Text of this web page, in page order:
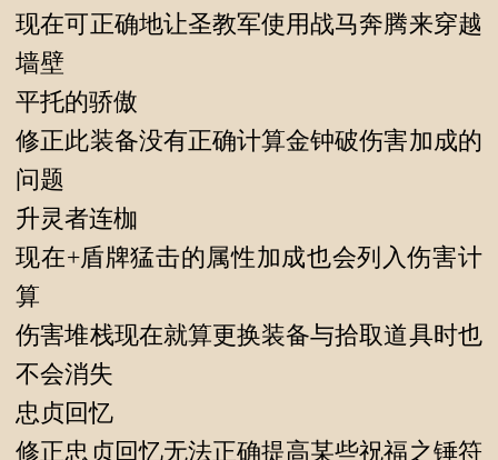
现在可正确地让圣教军使用战马奔腾来穿越
墙壁
平托的骄傲
修正此装备没有正确计算金钟破伤害加成的
问题
升灵者连枷
现在+盾牌猛击的属性加成也会列入伤害计
算
伤害堆栈现在就算更换装备与拾取道具时也
不会消失
忠贞回忆
修正忠贞回忆无法正确提高某些祝福之锤符